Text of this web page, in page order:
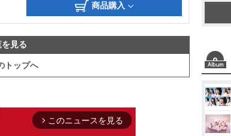
商品購入
見る
トップへ
arrow_forward_ios このニュースを見る